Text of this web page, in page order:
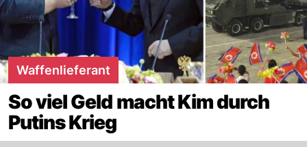
Waffenlieferant
So viel Geld macht Kim durch
Putins Krieg